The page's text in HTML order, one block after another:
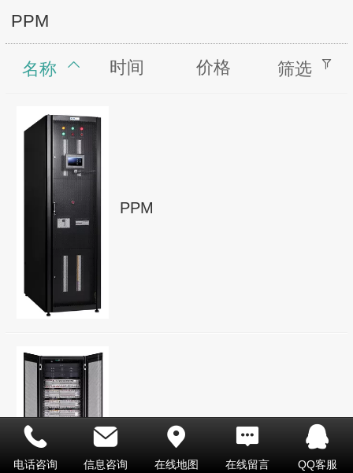
PPM
名称 时间 价格 筛选
PPM
PPM back
电话咨询 信息咨询 在线地图 在线留言 QQ客服